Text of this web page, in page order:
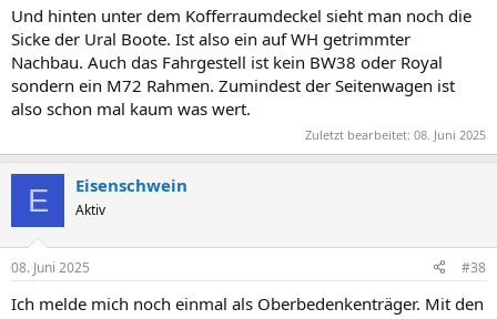
Und hinten unter dem Kofferraumdeckel sieht man noch die
Sicke der Ural Boote. Ist also ein auf WH getrimmter
Nachbau. Auch das Fahrgestell ist kein BW38 oder Royal
sondern ein M72 Rahmen. Zumindest der Seitenwagen ist
also schon mal kaum was wert.
Zuletzt bearbeitet: 08. Juni 2025
E Eisenschwein
Aktiv
08. Juni 2025 #38
Ich melde mich noch einmal als Oberbedenkenträger. Mit den